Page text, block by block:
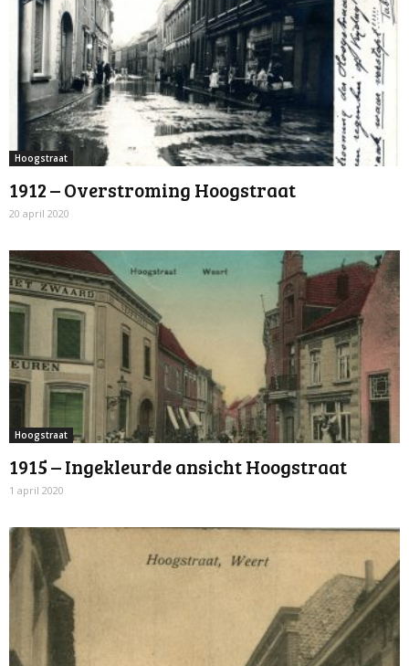
Hoogstraat
1912 – Overstroming Hoogstraat
20 april 2020
Hoogstraat
1915 – Ingekleurde ansicht Hoogstraat
1 april 2020